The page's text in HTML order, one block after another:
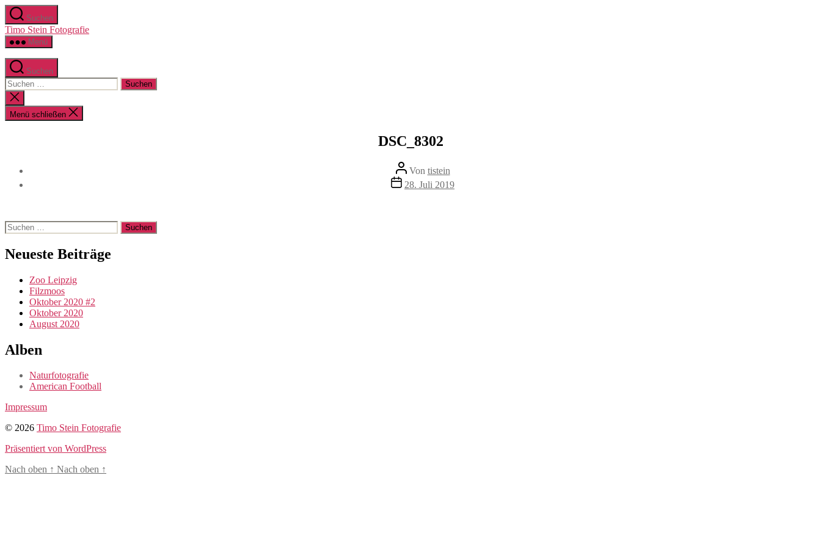
Zum
Inhalt
springen
Suchen
Timo Stein Fotografie
Menü
Suchen
Suchen
nach:
Suche
schließen
Menü schließen
DSC_8302
Beitragsautor
Von tistein
Veröffentlichungsdatum
28. Juli 2019
Suchen
nach:
Neueste Beiträge
Zoo Leipzig
Filzmoos
Oktober 2020 #2
Oktober 2020
August 2020
Alben
Naturfotografie
American Football
Impressum
© 2026 Timo Stein Fotografie
Präsentiert von WordPress
Nach oben ↑ Nach oben ↑